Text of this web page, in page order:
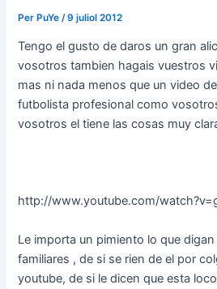
Per PuYe/9 juliol 2012
Tengo el gusto de daros un gran
vosotros tambien hagais vuestros
mas ni nada menos que un video
futbolista profesional como
vosotros el tiene las cosas muy
http://www.youtube.com/
Le importa un pimiento lo que
familiares , de si se rien de el por
youtube, de si le dicen que esta